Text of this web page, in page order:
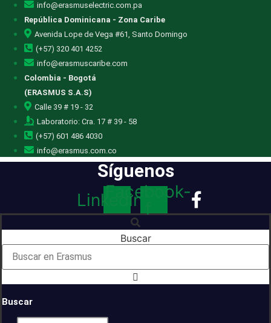
info@erasmuselectric.com.pa
República Dominicana - Zona Caribe
Avenida Lope de Vega #61, Santo Domingo
(+57) 320 401 4252
info@erasmuscaribe.com
Colombia - Bogotá
(ERASMUS S.A.S)
Calle 39 # 19 - 32
Laboratorio: Cra. 17 # 39 - 58
(+57) 601 486 4030
info@erasmus.com.co
Síguenos
Linkedin
Facebook-
f
Buscar
Buscar